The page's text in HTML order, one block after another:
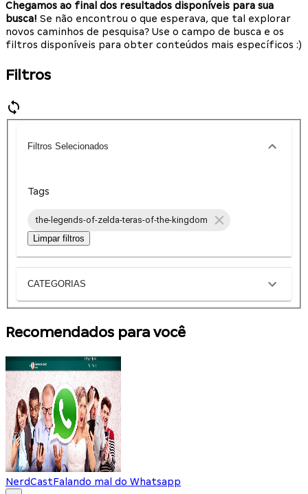
Chegamos ao final dos resultados disponíveis para sua
busca! Se não encontrou o que esperava, que tal explorar
novos caminhos de pesquisa? Use o campo de busca e os
filtros disponíveis para obter conteúdos mais específicos :)
Filtros
Filtros Selecionados
Tags
the-legends-of-zelda-teras-of-the-kingdom
Limpar filtros
CATEGORIAS
Recomendados para você
NerdCastFalando mal do Whatsapp